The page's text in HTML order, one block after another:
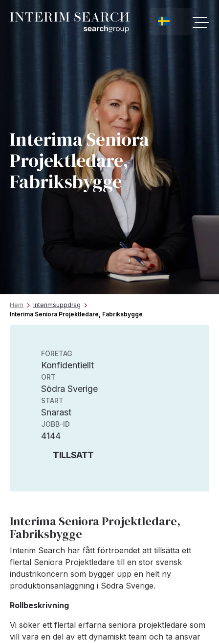
Interima Seniora
Projektledare,
Fabriksbygge
Hem
Interimsuppdrag
Interima Seniora Projektledare, Fabriksbygge
FÖRETAG
Konfidentiellt
ORT
Södra Sverige
START
Snarast
JOBB-ID
4144
TILLSATT
Interima Seniora Projektledare,
Fabriksbygge
Interim Search har fått förtroendet att tillsätta ett
flertal Seniora Projektledare till en stor svensk
industrikoncern som bygger upp en helt ny
produktionsanläggning i Södra Sverige.
Rollbeskrivning
Vi söker ett flertal erfarna seniora projektledare som
vill vara en del av ett dynamiskt team och ta ansvar